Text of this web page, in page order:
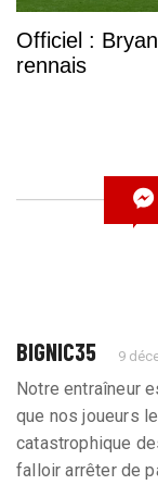
Officiel :
rennais
BIGNIC35 9
Notre entraîneur
que nos joueurs
catastrophique
falloir arrêter de